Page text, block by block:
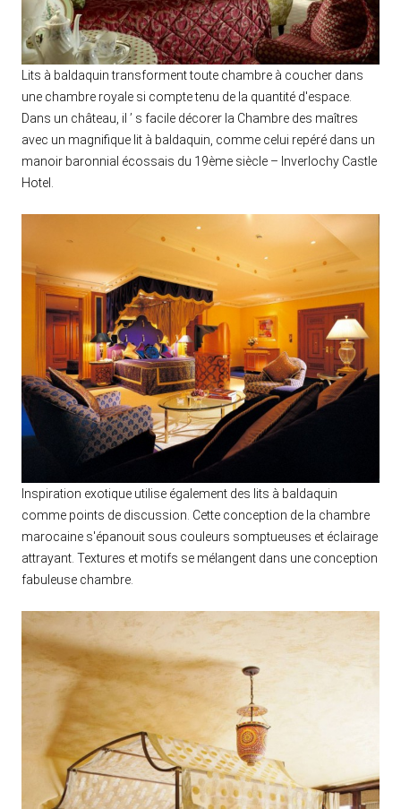
Lits à baldaquin transforment toute chambre à coucher dans
une chambre royale si compte tenu de la quantité d'espace.
Dans un château, il ’ s facile décorer la Chambre des maîtres
avec un magnifique lit à baldaquin, comme celui repéré dans un
manoir baronnial écossais du 19ème siècle – Inverlochy Castle
Hotel.
Inspiration exotique utilise également des lits à baldaquin
comme points de discussion. Cette conception de la chambre
marocaine s'épanouit sous couleurs somptueuses et éclairage
attrayant. Textures et motifs se mélangent dans une conception
fabuleuse chambre.